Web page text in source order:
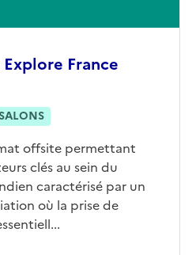
France
offsite permettant
clés au sein du
caractérisé par un
où la prise de